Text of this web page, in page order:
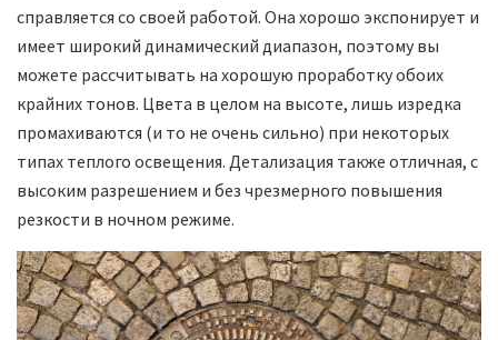
справляется со своей работой. Она хорошо экспонирует и
имеет широкий динамический диапазон, поэтому вы
можете рассчитывать на хорошую проработку обоих
крайних тонов. Цвета в целом на высоте, лишь изредка
промахиваются (и то не очень сильно) при некоторых
типах теплого освещения. Детализация также отличная, с
высоким разрешением и без чрезмерного повышения
резкости в ночном режиме.